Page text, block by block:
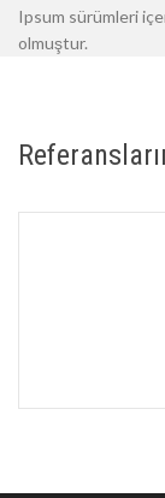
Ipsum sürümleri
olmuştur.